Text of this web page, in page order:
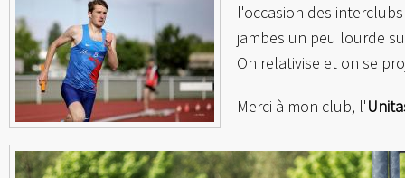
l'occasion des
jambes un peu lourde
On relativise et on se
Merci à mon club, l'